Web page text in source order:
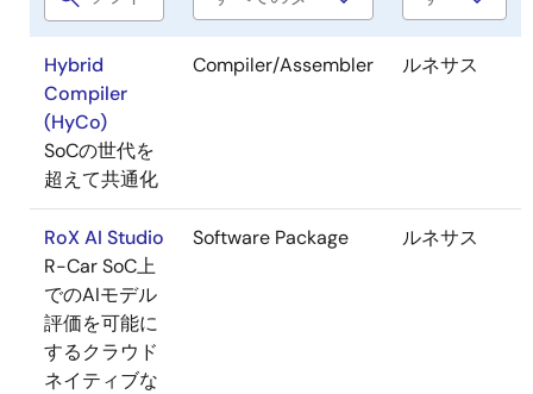
Hybrid
Compiler
(HyCo)
SoCの世代を
超えて共通化
Compiler/Assembler ルネサス
RoX AI Studio
R-Car SoC上
でのAIモデル
評価を可能に
するクラウド
ネイティブな
Software Package ルネサス